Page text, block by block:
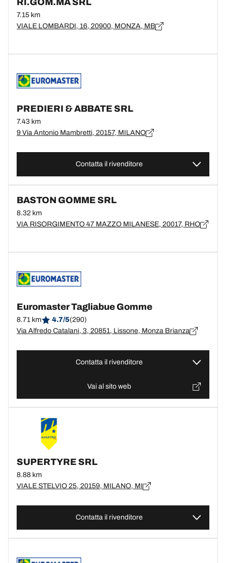
RI.GOM.MA SRL
7.15 km
VIALE LOMBARDI, 16, 20900, MONZA, MB
PREDIERI & ABBATE SRL
7.43 km
9 Via Antonio Mambretti, 20157, MILANO
Contatta il rivenditore
BASTON GOMME SRL
8.32 km
VIA RISORGIMENTO 47 MAZZO MILANESE, 20017, RHO
Euromaster Tagliabue Gomme
8.71 km 4.7/5(290)
Via Alfredo Catalani, 3, 20851, Lissone, Monza Brianza
Contatta il rivenditore
Vai al sito web
SUPERTYRE SRL
8.88 km
VIALE STELVIO 25, 20159, MILANO, MI
Contatta il rivenditore